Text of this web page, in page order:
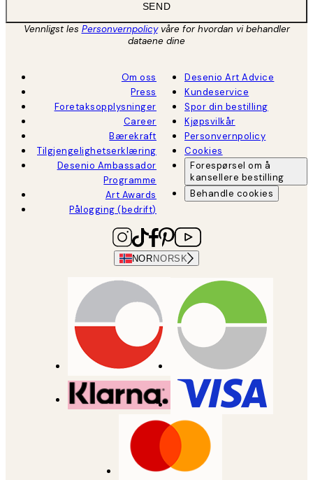
SEND
Vennligst les Personvernpolicyvåre for hvordan vi behandler
dataene dine
Om oss
Press
Foretaksopplysninger
Career
Bærekraft
Tilgjengelighetserklæring
Desenio Ambassador
Programme
Art Awards
Pålogging (bedrift)
Desenio Art Advice
Kundeservice
Spor din bestilling
Kjøpsvilkår
Personvernpolicy
Cookies
Forespørsel om å
kansellere bestilling
Behandle cookies
NOR NORSK